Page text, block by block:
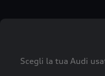
Scegli la tua Audi